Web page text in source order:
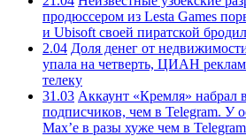
продюссером из Lesta Games
и Ubisoft своей пиратской
2.04 Доля денег от
упала на четверть, ЦИАН
телеку
31.03 Аккаунт «Кремля» набрал
подписчиков, чем в Telegram. У
Max’е в разы хуже чем в Telegram